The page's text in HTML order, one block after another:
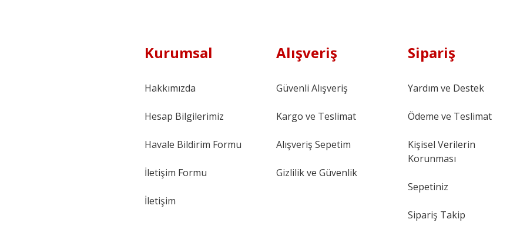
Kurumsal
Hakkımızda
Hesap Bilgilerimiz
Havale Bildirim Formu
İletişim Formu
İletişim
Alışveriş
Güvenli Alışveriş
Kargo ve Teslimat
Alışveriş Sepetim
Gizlilik ve Güvenlik
Sipariş
Yardım ve Destek
Ödeme ve Teslimat
Kişisel Verilerin
Korunması
Sepetiniz
Sipariş Takip